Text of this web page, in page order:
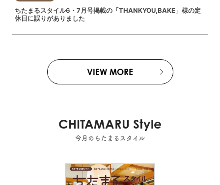
ちたまるスタイル6・7月号掲載の「THANKYOU,BAKE」様の定
休日に誤りがありました
VIEW MORE
CHITAMARU Style
今月のちたまるスタイル